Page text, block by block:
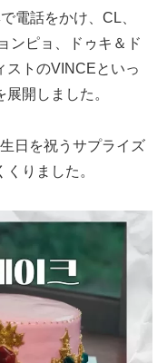
電話をかけ、CL、
ンピョ、ドゥキ＆ド
ストのVINCEといっ
開しました。
日を祝うサプライズ
りました。